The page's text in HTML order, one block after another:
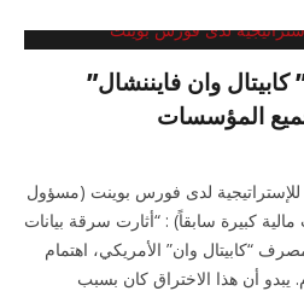
وان فايننشال”
المؤسسات
لدى فورس بوينت (مسؤول
كبيرة سابقاً) : “أثارت سرقة بيانات
في مصرف “كابيتال وان” الأمريكي، اهتمام
يبدو أن هذا الاختراق كان بسبب